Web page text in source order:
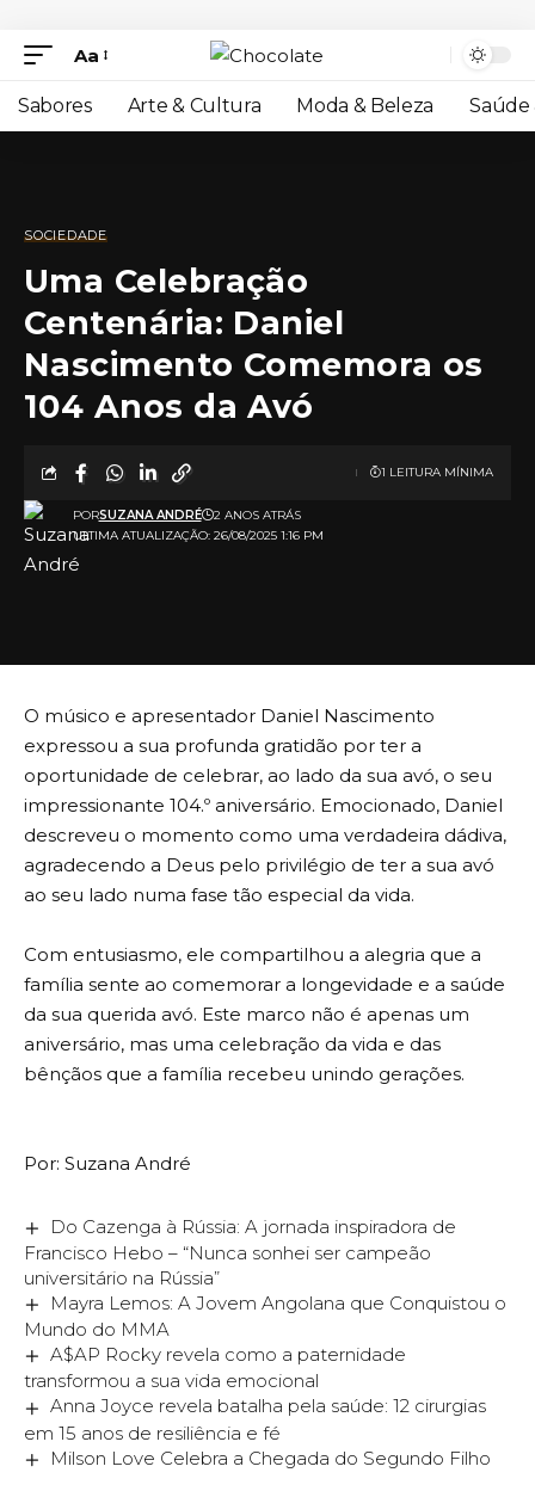
Aa
Sabores Arte & Cultura Moda & Beleza Saúde
SOCIEDADE
Uma Celebração
Centenária: Daniel
Nascimento Comemora os
104 Anos da Avó
ULTIMA ATUALIZAÇÃO: 26/08/2025 1:16 PM
PORSUZANA ANDRÉ 2 ANOS ATRÁS
1 LEITURA MÍNIMA
O músico e apresentador Daniel Nascimento
expressou a sua profunda gratidão por ter a
oportunidade de celebrar, ao lado da sua avó, o seu
impressionante 104.º aniversário. Emocionado, Daniel
descreveu o momento como uma verdadeira dádiva,
agradecendo a Deus pelo privilégio de ter a sua avó
ao seu lado numa fase tão especial da vida.
Com entusiasmo, ele compartilhou a alegria que a
família sente ao comemorar a longevidade e a saúde
da sua querida avó. Este marco não é apenas um
aniversário, mas uma celebração da vida e das
bênçãos que a família recebeu unindo gerações.
Por: Suzana André
Do Cazenga à Rússia: A jornada inspiradora de
Francisco Hebo – “Nunca sonhei ser campeão
universitário na Rússia”
Mayra Lemos: A Jovem Angolana que Conquistou o
Mundo do MMA
A$AP Rocky revela como a paternidade
transformou a sua vida emocional
Anna Joyce revela batalha pela saúde: 12 cirurgias
em 15 anos de resiliência e fé
Milson Love Celebra a Chegada do Segundo Filho